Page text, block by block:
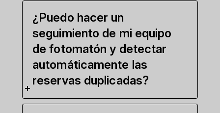
¿Puedo hacer un
seguimiento de mi equipo
de fotomatón y detectar
automáticamente las
reservas duplicadas?